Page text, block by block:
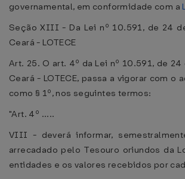
governamental, em conformidade com a
Seção XIII - Da Lei nº 10.591, de 24
Ceará - LOTECE
Art. 25. O art. 4º da Lei nº 10.591, de
Ceará - LOTECE, passa a vigorar com
como § 1º, nos seguintes termos:
"Art. 4º .....
VIII - deverá informar,
arrecadado pelo Tesouro oriundos da
entidades e os valores recebidos por